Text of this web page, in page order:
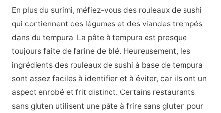
En plus du surimi, méfiez-vous des rouleaux de sushi
qui contiennent des légumes et des viandes trempés
dans du tempura. La pâte à tempura est presque
toujours faite de farine de blé. Heureusement, les
ingrédients des rouleaux de sushi à base de tempura
sont assez faciles à identifier et à éviter, car ils ont un
aspect enrobé et frit distinct. Certains restaurants
sans gluten utilisent une pâte à frire sans gluten pour